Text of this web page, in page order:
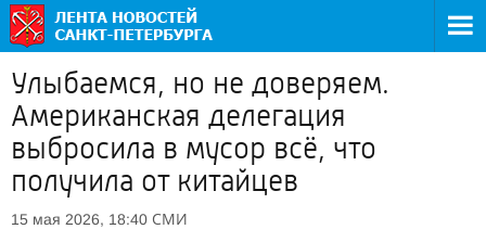
Улыбаемся, но не доверяем.
Американская делегация
выбросила в мусор всё, что
получила от китайцев
15 мая 2026, 18:40 СМИ